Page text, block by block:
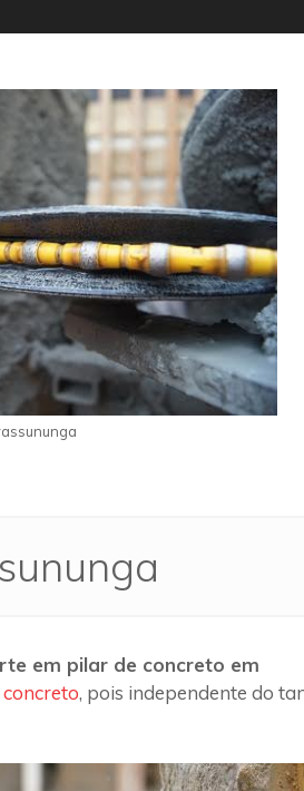
em pilar de concreto em
, pois independente do